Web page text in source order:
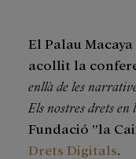
El Palau
acollit la
enllà de les
Els nostres drets
Fundació ”la
Drets Digitals.